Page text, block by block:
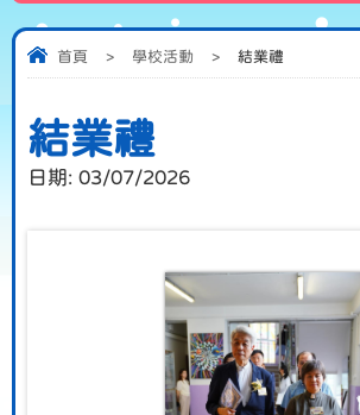
首頁 > 學校活動 > 結業禮
結業禮
日期: 03/07/2026